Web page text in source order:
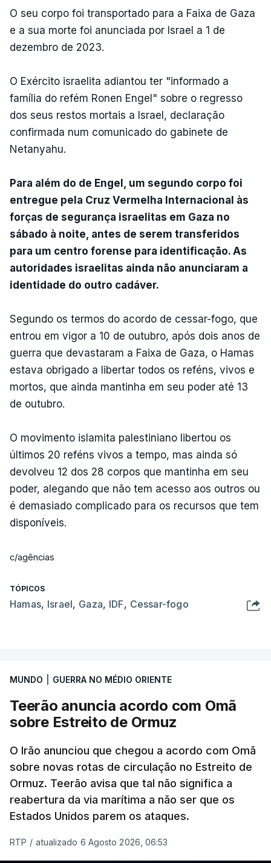
O seu corpo foi transportado para a Faixa de Gaza
e a sua morte foi anunciada por Israel a 1 de
dezembro de 2023.
O Exército israelita adiantou ter "informado a
família do refém Ronen Engel" sobre o regresso
dos seus restos mortais a Israel, declaração
confirmada num comunicado do gabinete de
Netanyahu.
Para além do de Engel, um segundo corpo foi
entregue pela Cruz Vermelha Internacional às
forças de segurança israelitas em Gaza no
sábado à noite, antes de serem transferidos
para um centro forense para identificação. As
autoridades israelitas ainda não anunciaram a
identidade do outro cadáver.
Segundo os termos do acordo de cessar-fogo, que
entrou em vigor a 10 de outubro, após dois anos de
guerra que devastaram a Faixa de Gaza, o Hamas
estava obrigado a libertar todos os reféns, vivos e
mortos, que ainda mantinha em seu poder até 13
de outubro.
O movimento islamita palestiniano libertou os
últimos 20 reféns vivos a tempo, mas ainda só
devolveu 12 dos 28 corpos que mantinha em seu
poder, alegando que não tem acesso aos outros ou
é demasiado complicado para os recursos que tem
disponíveis.
c/agências
TÓPICOS
Hamas, Israel, Gaza, IDF, Cessar-fogo
MUNDO GUERRA NO MÉDIO ORIENTE
Teerão anuncia acordo com Omã
sobre Estreito de Ormuz
O Irão anunciou que chegou a acordo com Omã
sobre novas rotas de circulação no Estreito de
Ormuz. Teerão avisa que tal não significa a
reabertura da via marítima a não ser que os
Estados Unidos parem os ataques.
RTP / atualizado 6 Agosto 2026, 06:53